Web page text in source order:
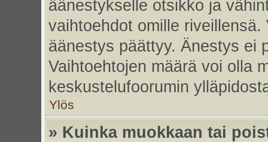
äänestykselle otsikko ja
vaihtoehdot omille
äänestys päättyy. Änestys ei
Vaihtoehtojen määrä voi olla
keskustelufoorumin
Ylös
» Kuinka muokkaan tai